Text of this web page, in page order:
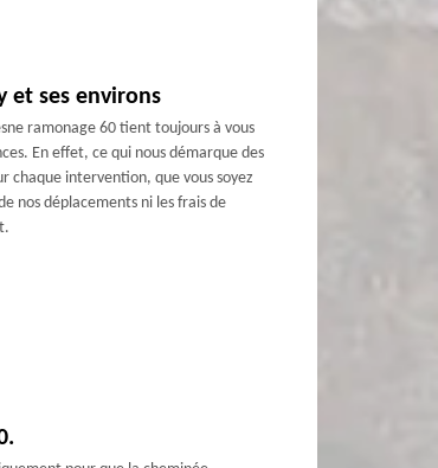
et ses environs
ramonage 60 tient toujours à vous
En effet, ce qui nous démarque des
chaque intervention, que vous soyez
nos déplacements ni les frais de